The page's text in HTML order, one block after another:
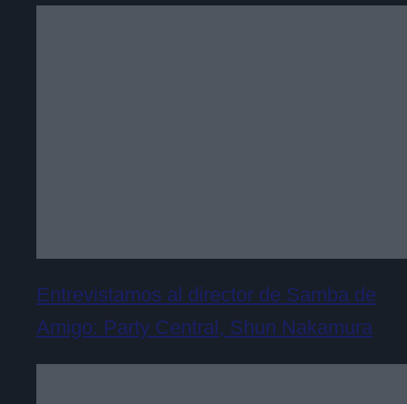
Entrevistamos al director de Samba de
Amigo: Party Central, Shun Nakamura